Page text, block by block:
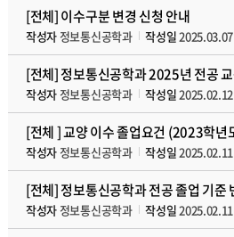
[전체] 이수구분 변경 신청 안내
작성자정보통신공학과 작성일2025.03.07
작성자정보통신공학과 작성일2025.02.12
작성자정보통신공학과 작성일2025.02.11
작성자정보통신공학과 작성일2025.02.11